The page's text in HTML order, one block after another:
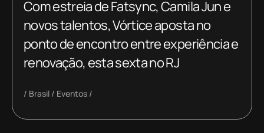
Com estreia de Fatsync, Camila Jun e
novos talentos, Vórtice aposta no
ponto de encontro entre experiência e
renovação, esta sexta no RJ
Brasil Eventos